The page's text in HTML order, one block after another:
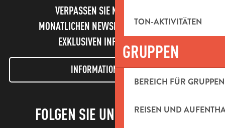
TON-AKTIVITÄTEN
GRUPPEN
BEREICH FÜR GRUPPEN
REISEN UND
VERPASSEN SIE NICHT UNSEREN
MONATLICHEN NEWSLETTER UND UNSERE
EXKLUSIVEN INFORMATIONEN!
INFORMATIONEN LETTER
FOLGEN SIE UNS!